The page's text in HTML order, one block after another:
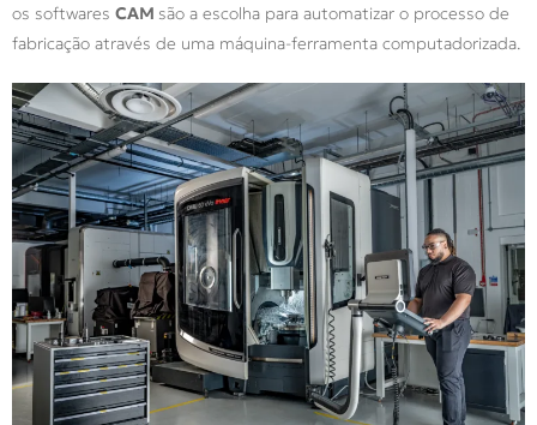
os softwares CAM são a escolha para automatizar o processo de
fabricação através de uma máquina-ferramenta computadorizada.